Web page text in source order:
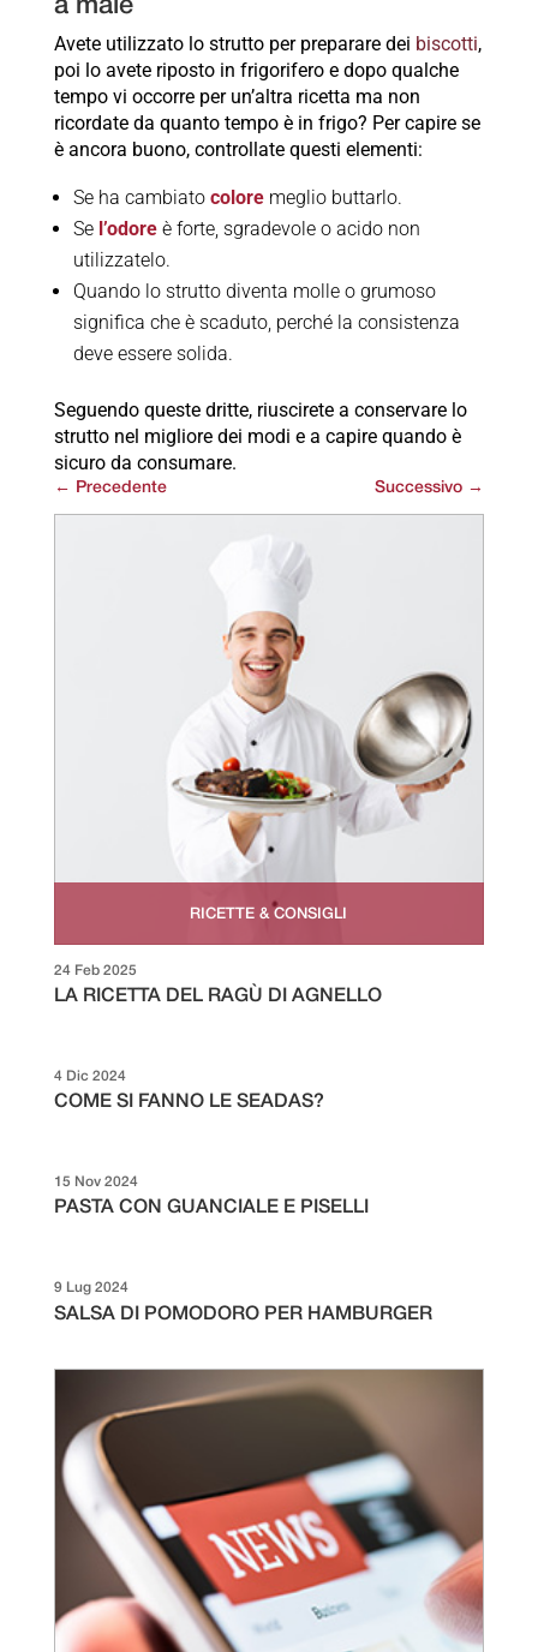
a male
Avete utilizzato lo strutto per preparare dei biscotti,
poi lo avete riposto in frigorifero e dopo qualche
tempo vi occorre per un’altra ricetta ma non
ricordate da quanto tempo è in frigo? Per capire se
è ancora buono, controllate questi elementi:
Se ha cambiato coloremeglio buttarlo.
Se l’odoreè forte, sgradevole o acido non
utilizzatelo.
Quando lo strutto diventa molle o grumoso
significa che è scaduto, perché la consistenza
deve essere solida.
Seguendo queste dritte, riuscirete a conservare lo
strutto nel migliore dei modi e a capire quando è
sicuro da consumare.
← Precedente Successivo →
RICETTE & CONSIGLI
LA RICETTA DEL RAGÙ DI AGNELLO
24 Feb 2025
COME SI FANNO LE SEADAS?
4 Dic 2024
PASTA CON GUANCIALE E PISELLI
15 Nov 2024
SALSA DI POMODORO PER HAMBURGER
9 Lug 2024